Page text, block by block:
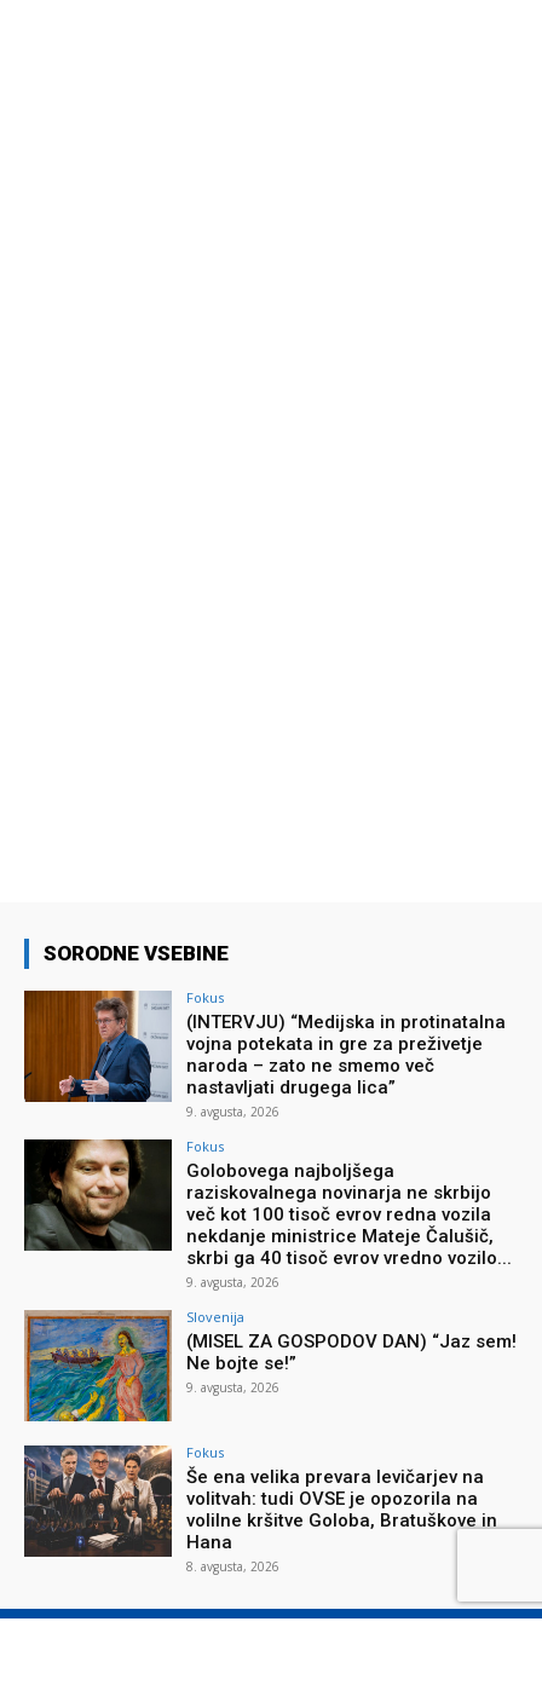
SORODNE VSEBINE
Fokus
(INTERVJU) “Medijska in protinatalna
vojna potekata in gre za preživetje
naroda – zato ne smemo več
nastavljati drugega lica”
9. avgusta, 2026
Fokus
Golobovega najboljšega
raziskovalnega novinarja ne skrbijo
več kot 100 tisoč evrov redna vozila
nekdanje ministrice Mateje Čalušič,
skrbi ga 40 tisoč evrov vredno vozilo...
9. avgusta, 2026
Slovenija
(MISEL ZA GOSPODOV DAN) “Jaz sem!
Ne bojte se!”
9. avgusta, 2026
Fokus
Še ena velika prevara levičarjev na
volitvah: tudi OVSE je opozorila na
volilne kršitve Goloba, Bratuškove in
Hana
8. avgusta, 2026